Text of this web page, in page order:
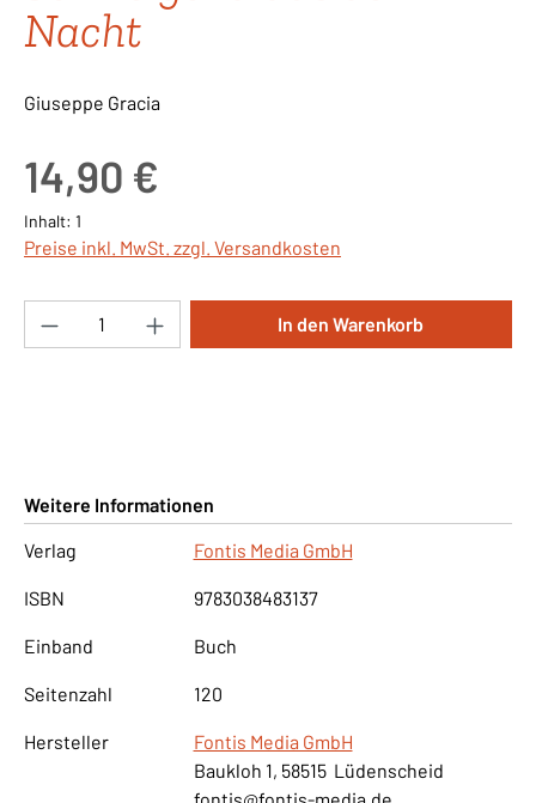
Nacht
Giuseppe Gracia
14,90 €
Inhalt: 1
Preise inkl. MwSt. zzgl. Versandkosten
Produkt Anzahl: Gib den gewünschten
In den Warenkorb
Weitere Informationen
Verlag
Fontis Media GmbH
ISBN 9783038483137
Einband Buch
Seitenzahl 120
Hersteller
Fontis Media GmbH
Baukloh 1, 58515 Lüdenscheid
fontis@fontis-media.de